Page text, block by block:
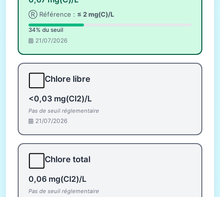
Ⓡ Référence : ≤ 2 mg(C)/L
34% du seuil
21/07/2026
Chlore libre
<0,03 mg(Cl2)/L
Pas de seuil réglementaire
21/07/2026
Chlore total
0,06 mg(Cl2)/L
Pas de seuil réglementaire